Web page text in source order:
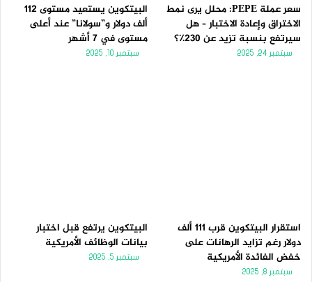
سعر عملة PEPE: محلل يرى نمط
الاختراق وإعادة الاختبار – هل
سيرتفع بنسبة تزيد عن 230٪؟
سبتمبر 24, 2025
البيتكوين يستعيد مستوى 112
ألف دولار و”سولانا” عند أعلى
مستوى في 7 أشهر
سبتمبر 10, 2025
استقرار البيتكوين قرب 111 ألف
دولار رغم تزايد الرهانات على
خفض الفائدة الأمريكية
سبتمبر 8, 2025
البيتكوين يرتفع قبل اختبار
بيانات الوظائف الأمريكية
سبتمبر 5, 2025